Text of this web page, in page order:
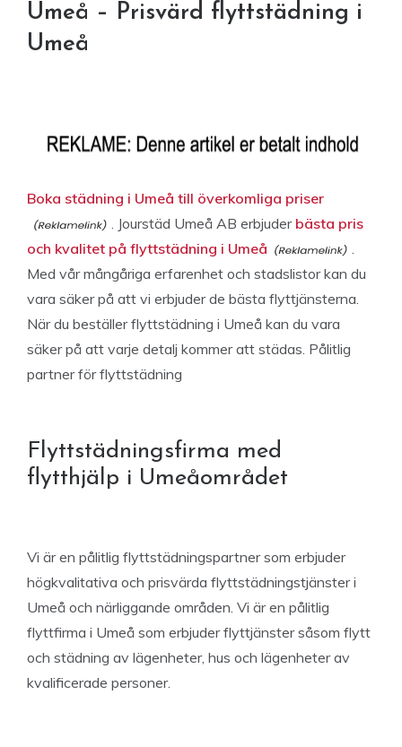
Umeå – Prisvärd flyttstädning i
Umeå
Boka städning i Umeå till överkomliga priser
. Jourstäd Umeå AB erbjuder bästa pris
och kvalitet på flyttstädning i Umeå
.
Med vår mångåriga erfarenhet och stadslistor kan du
vara säker på att vi erbjuder de bästa flyttjänsterna.
När du beställer flyttstädning i Umeå kan du vara
säker på att varje detalj kommer att städas. Pålitlig
partner för flyttstädning
Flyttstädningsfirma med
flytthjälp i Umeåområdet
Vi är en pålitlig flyttstädningspartner som erbjuder
högkvalitativa och prisvärda flyttstädningstjänster i
Umeå och närliggande områden. Vi är en pålitlig
flyttfirma i Umeå som erbjuder flyttjänster såsom flytt
och städning av lägenheter, hus och lägenheter av
kvalificerade personer.